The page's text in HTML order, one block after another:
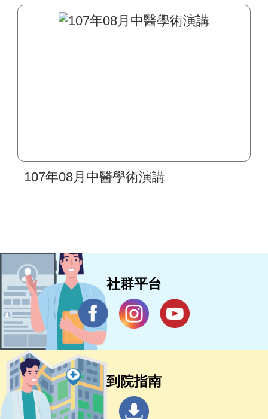
107年08月中醫學術演講
社群平台
到院指南